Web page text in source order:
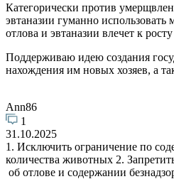
Категорически против
эвтаназии гуманно
отлова и эвтаназии влечет к
Поддерживаю идею создания
нахождения им новых хозяев, а
Ann86
1
31.10.2025
1. Исключить ограничение по
количества животных 2.
об отлове и содержании